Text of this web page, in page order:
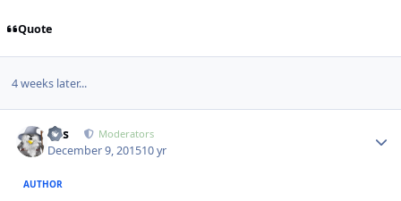
Quote
4 weeks later...
luis Moderators
December 9, 201510 yr
AUTHOR